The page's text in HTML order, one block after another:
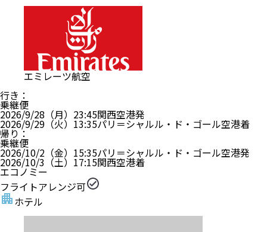
エミレーツ航空
行き ：
乗継便
2026/9/28（月） 23:45関西空港発
2026/9/29（火） 13:35パリ＝シャルル・ド・ゴール空港着
帰り ：
乗継便
2026/10/2（金） 15:35パリ＝シャルル・ド・ゴール空港発
2026/10/3（土） 17:15関西空港着
エコノミー
フライトアレンジ可
ホテル